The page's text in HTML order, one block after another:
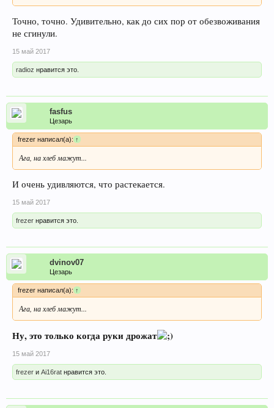
Точно, точно. Удивительно, как до сих пор от обезвоживания
не сгинули.
15 май 2017
radioz нравится это.
fasfus
Цезарь
frezer написал(а):↑
Ага, на хлеб мажут...
И очень удивляются, что растекается.
15 май 2017
frezer нравится это.
dvinov07
Цезарь
frezer написал(а):↑
Ага, на хлеб мажут...
Ну, это только когда руки дрожат
15 май 2017
frezer и Ai16rat нравится это.